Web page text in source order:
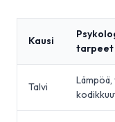
Kausi
tarpeet
Talvi
Lämpöä,